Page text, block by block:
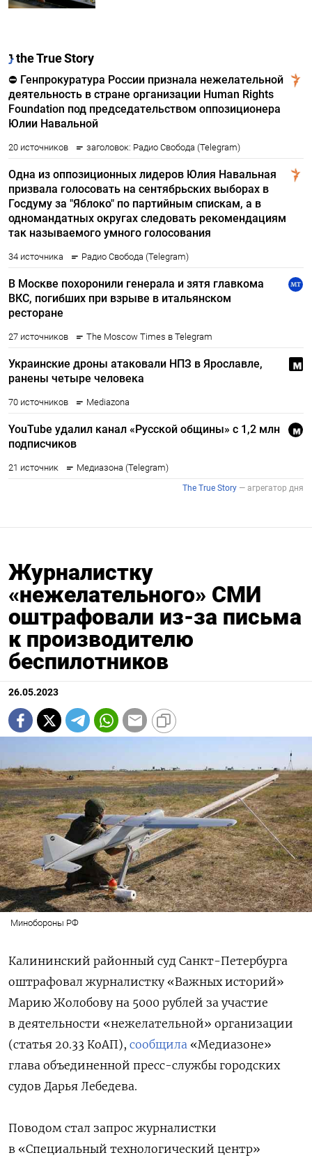
Журналистку
«нежелательного» СМИ
оштрафовали из-за письма
к производителю
беспилотников
26.05.2023
Минобороны РФ
Калининский районный суд Санкт-Петербурга
оштрафовал журналистку «Важных историй»
Марию Жолобову на 5000 рублей за участие
в деятельности «нежелательной» организации
(статья 20.33 КоАП), сообщила «Медиазоне»
глава объединенной пресс-службы городских
судов Дарья Лебедева.
Поводом стал запрос журналистки
в «Специальный технологический центр»